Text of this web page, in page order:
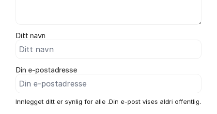
Ditt navn
Din e-postadresse
Innlegget ditt er synlig for alle .Din e-post vises aldri offentlig.